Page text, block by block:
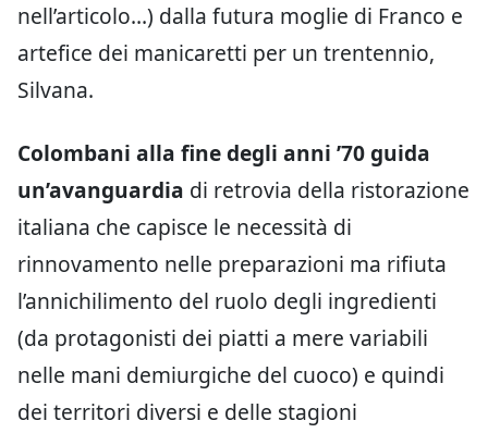
nell’articolo…) dalla futura moglie di Franco e
artefice dei manicaretti per un trentennio,
Silvana.
Colombani alla fine degli anni ’70 guida
un’avanguardia di retrovia della ristorazione
italiana che capisce le necessità di
rinnovamento nelle preparazioni ma rifiuta
l’annichilimento del ruolo degli ingredienti
(da protagonisti dei piatti a mere variabili
nelle mani demiurgiche del cuoco) e quindi
dei territori diversi e delle stagioni